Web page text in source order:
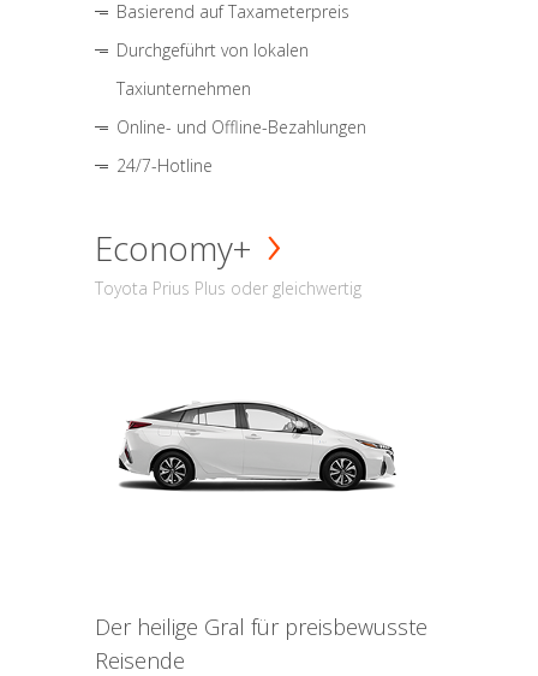
Basierend auf Taxameterpreis
Durchgeführt von lokalen
Taxiunternehmen
Online- und Offline-Bezahlungen
24/7-Hotline
Economy+
Toyota Prius Plus oder gleichwertig
Der heilige Gral für preisbewusste
Reisende